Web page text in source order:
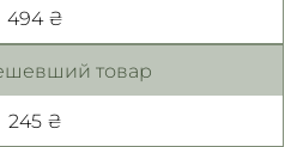
494 ₴
товар
245 ₴